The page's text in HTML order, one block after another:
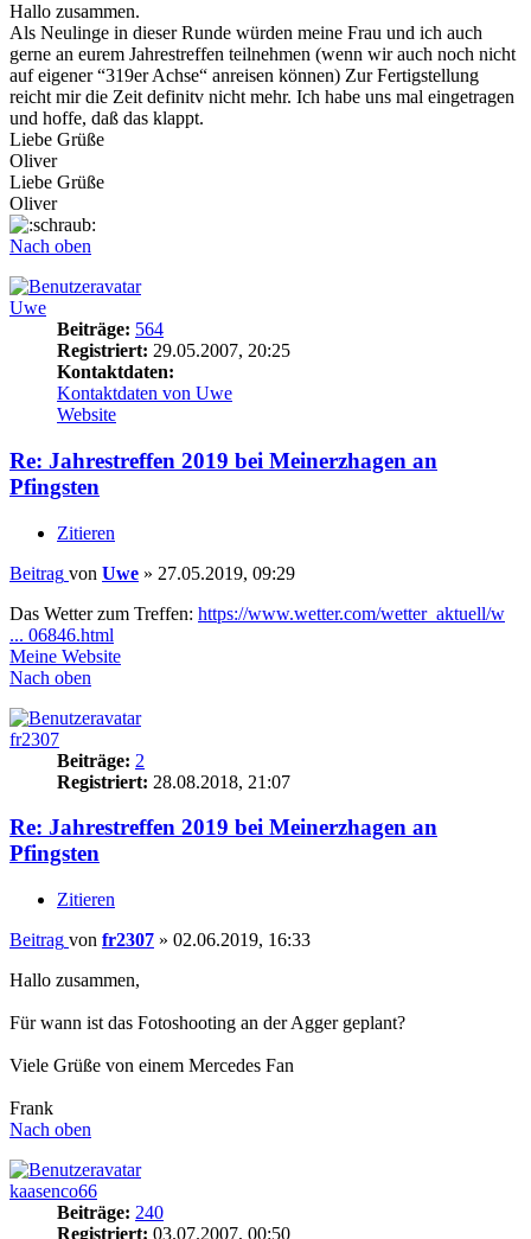
Hallo zusammen.
Als Neulinge in dieser Runde würden meine Frau und ich auch
gerne an eurem Jahrestreffen teilnehmen (wenn wir auch noch nicht
auf eigener “319er Achse“ anreisen können) Zur Fertigstellung
reicht mir die Zeit definitv nicht mehr. Ich habe uns mal eingetragen
und hoffe, daß das klappt.
Liebe Grüße
Oliver
Liebe Grüße
Oliver
Nach oben
Uwe
Beiträge: 564
Registriert: 29.05.2007, 20:25
Kontaktdaten:
Kontaktdaten von Uwe
Website
Re: Jahrestreffen 2019 bei Meinerzhagen an
Pfingsten
Zitieren
Beitrag von Uwe » 27.05.2019, 09:29
Das Wetter zum Treffen: https://www.wetter.com/wetter_aktuell/w
... 06846.html
Meine Website
Nach oben
fr2307
Beiträge: 2
Registriert: 28.08.2018, 21:07
Re: Jahrestreffen 2019 bei Meinerzhagen an
Pfingsten
Zitieren
Beitrag von fr2307 » 02.06.2019, 16:33
Hallo zusammen,
Für wann ist das Fotoshooting an der Agger geplant?
Viele Grüße von einem Mercedes Fan
Frank
Nach oben
kaasenco66
Beiträge: 240
Registriert: 03.07.2007, 00:50